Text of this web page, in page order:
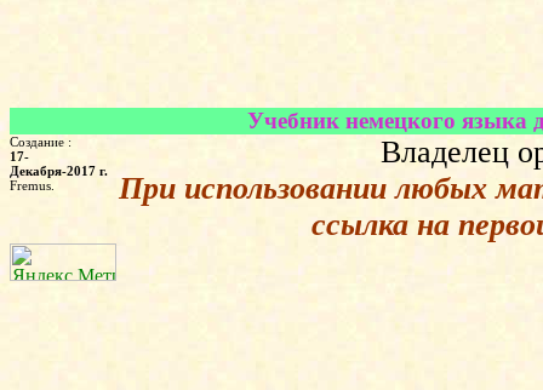
Учебник немецкого языка
Создание :
17-
Декабря-2017 г.
Fremus.
Владелец
При использовании любых
ссылка на